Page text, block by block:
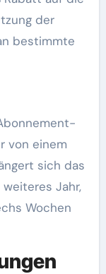
der
bestimmte
von einem
sich das
Jahr,
Wochen